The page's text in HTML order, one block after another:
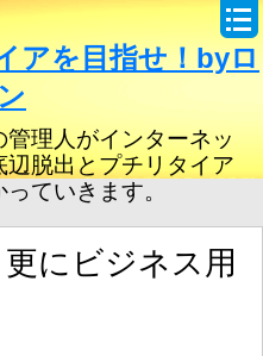
アを目指せ！byロ
理人がインターネッ
辺脱出とプチリタイア
ていきます。
にビジネス用